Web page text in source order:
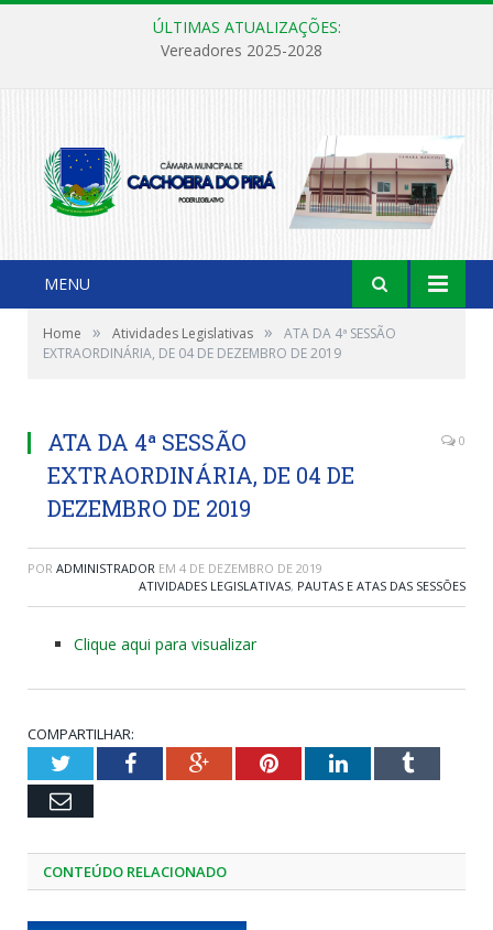
ÚLTIMAS ATUALIZAÇÕES:
Vereadores 2025-2028
MENU
Home » Atividades Legislativas »
ATA DA 4ª SESSÃO
EXTRAORDINÁRIA, DE 04 DE DEZEMBRO DE 2019
ATA DA 4ª SESSÃO
EXTRAORDINÁRIA, DE 04 DE
DEZEMBRO DE 2019
0
POR ADMINISTRADOR EM 4 DE DEZEMBRO DE 2019
ATIVIDADES LEGISLATIVAS, PAUTAS E ATAS DAS SESSÕES
Clique aqui para visualizar
COMPARTILHAR:
TwitterFacebookGoogle+PinterestLinkedInTumblr
Email
CONTEÚDO RELACIONADO